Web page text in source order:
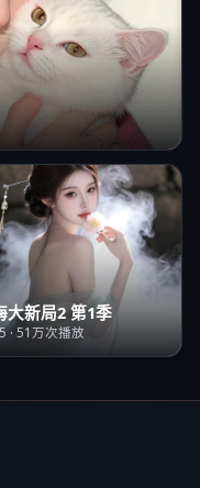
大新局2 第1季
· 51万次播放